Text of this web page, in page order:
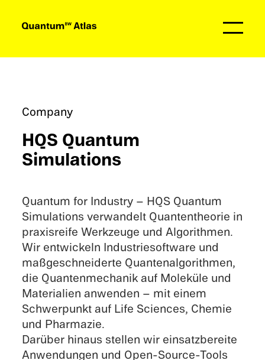
Company
HQS Quantum
Simulations
Quantum for Indus­try – HQS Quantum
Simula­ti­ons verwan­delt Quanten­theo­rie in
praxis­reife Werkzeuge und Algorith­men.
Wir entwi­ckeln Indus­trie­soft­ware und
maßge­schnei­derte Quanten­al­go­rith­men,
die Quanten­me­cha­nik auf Moleküle und
Materia­lien anwen­den – mit einem
Schwer­punkt auf Life Scien­ces, Chemie
und Pharma­zie.
Darüber hinaus stellen wir einsatz­be­reite
Anwen­dun­gen und Open-Source-Tools